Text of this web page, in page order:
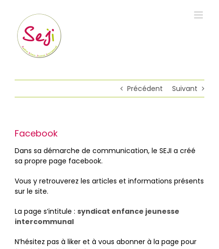
contenu
Précédent Suivant
Facebook
Dans sa démarche de communication, le SEJI a créé
sa propre page facebook.
Vous y retrouverez les articles et informations présents
sur le site.
La page s’intitule : syndicat enfance jeunesse
intercommunal
N’hésitez pas à liker et à vous abonner à la page pour